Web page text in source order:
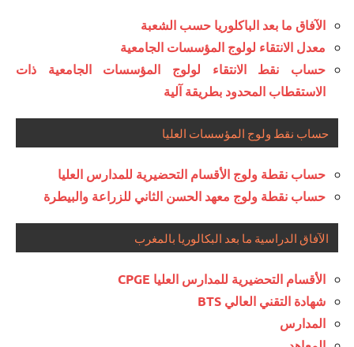
الآفاق ما بعد الباكلوريا حسب الشعبة
معدل الانتقاء لولوج المؤسسات الجامعية
حساب نقط الانتقاء لولوج المؤسسات الجامعية ذات
الاستقطاب المحدود بطريقة آلية
حساب نقط ولوج المؤسسات العليا
حساب نقطة ولوج الأقسام التحضيرية للمدارس العليا
حساب نقطة ولوج معهد الحسن الثاني للزراعة والبيطرة
الآفاق الدراسية ما بعد البكالوريا بالمغرب
الأقسام التحضيرية للمدارس العليا CPGE
شهادة التقني العالي BTS
المدارس